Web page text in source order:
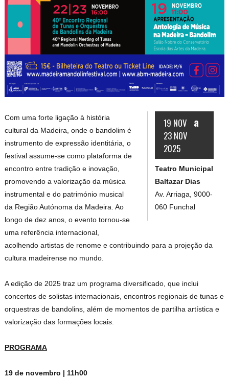
19 NOV a
23 NOV
2025
Teatro Municipal
Baltazar Dias
Av. Arriaga, 9000-
060 Funchal
Com uma forte ligação à história
cultural da Madeira, onde o bandolim é
instrumento de expressão identitária, o
festival assume-se como plataforma de
encontro entre tradição e inovação,
promovendo a valorização da música
instrumental e do património musical
da Região Autónoma da Madeira. Ao
longo de dez anos, o evento tornou-se
uma referência internacional,
acolhendo artistas de renome e contribuindo para a projeção da
cultura madeirense no mundo.
A edição de 2025 traz um programa diversificado, que inclui
concertos de solistas internacionais, encontros regionais de tunas e
orquestras de bandolins, além de momentos de partilha artística e
valorização das formações locais.
PROGRAMA
19 de novembro | 11h00